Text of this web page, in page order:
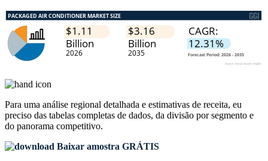
Para uma análise regional detalhada e estimativas de receita, eu
preciso das tabelas completas de dados, da divisão por segmento e
do panorama competitivo.
Baixar amostra GRÁTIS